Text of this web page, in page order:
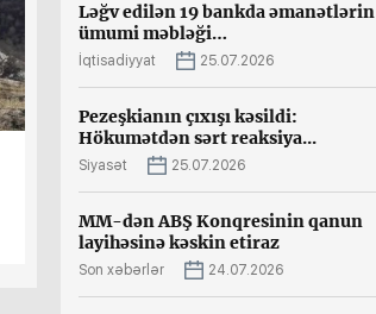
Ləğv edilən 19 bankda əmanətlərin
ümumi məbləği…
İqtisadiyyat 25.07.2026
Pezeşkianın çıxışı kəsildi:
Hökumətdən sərt reaksiya...
Siyasət 25.07.2026
MM-dən ABŞ Konqresinin qanun
layihəsinə kəskin etiraz
Son xəbərlər 24.07.2026